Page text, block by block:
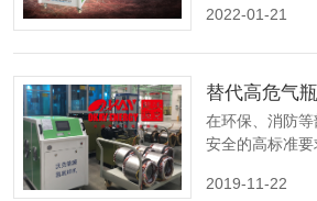
气和氧气，以
2022-01-21
在环保、消防
安全的高标准
修理厂家正对
2019-11-22